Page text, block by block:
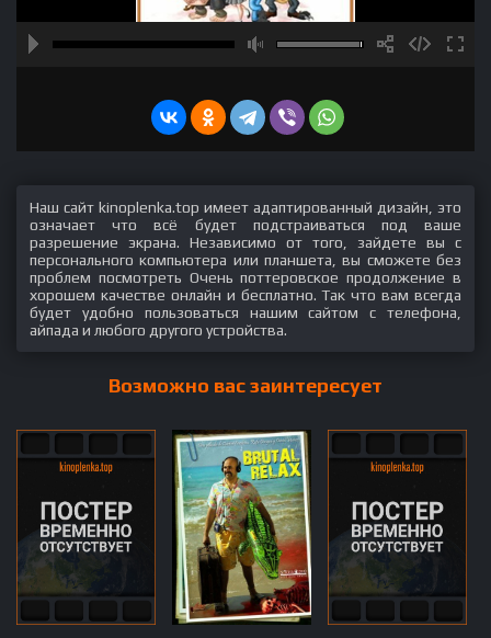
Наш сайт kinoplenka.top имеет адаптированный дизайн, это
означает что всё будет подстраиваться под ваше
разрешение экрана. Независимо от того, зайдете вы с
персонального компьютера или планшета, вы сможете без
проблем посмотреть Очень поттеровское продолжение в
хорошем качестве онлайн и бесплатно. Так что вам всегда
будет удобно пользоваться нашим сайтом с телефона,
айпада и любого другого устройства.
Возможно вас заинтересует